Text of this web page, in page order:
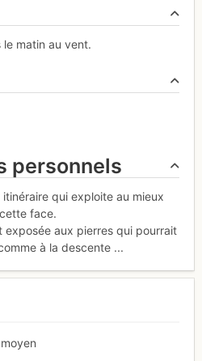
matin au vent.
personnels
qui exploite au mieux
face.
exposée aux pierres qui pourrait
à la descente ...
moyen